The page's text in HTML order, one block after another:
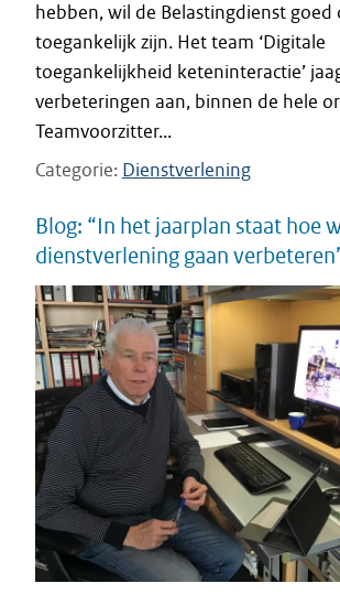
hebben, wil de Belastingdienst goed
toegankelijk zijn. Het team ‘Digitale
toegankelijkheid keteninteractie’
verbeteringen aan, binnen de hele
Teamvoorzitter...
Categorie Dienstverlening
Blog: “In het jaarplan staat hoe
dienstverlening gaan